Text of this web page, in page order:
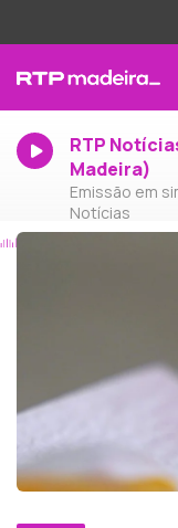
RTP
Madeira)
Emissão em
Notícias